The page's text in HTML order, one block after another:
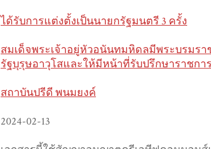
ได้รับการแต่งตั้งเป็นนายกรัฐมนตรี 3 ครั้ง
สมเด็จพระเจ้าอยู่หัวอนันทมหิดลมีพระบรมรา
รัฐบุรุษอาวุโสและให้มีหน้าที่รับปรึกษาราชก
สถาบันปรีดี พนมยงค์
2024-02-13